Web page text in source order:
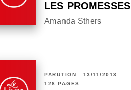
LES PROMESSES
Amanda Sthers
PARUTION : 13/11/2013
128 PAGES